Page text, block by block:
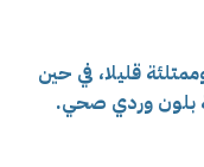
قليلا، في حين
بلون وردي صحي.